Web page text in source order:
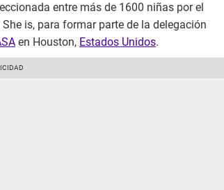
entre más de 1600 niñas por el
is, para formar parte de la delegación
en Houston, Estados Unidos.